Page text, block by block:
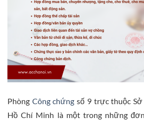
Phòng Công chứng số 9 trực thuộc
Hồ Chí Minh là một trong những